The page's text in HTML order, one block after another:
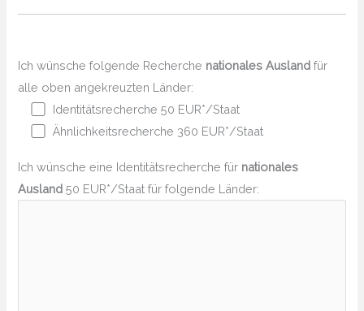
Ich wünsche folgende Recherche nationales Ausland für
alle oben angekreuzten Länder:
Identitätsrecherche 50 EUR*/Staat
Ähnlichkeitsrecherche 360 EUR*/Staat
Ich wünsche eine Identitätsrecherche für nationales
Ausland 50 EUR*/Staat für folgende Länder: